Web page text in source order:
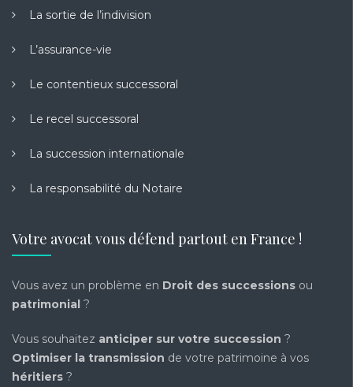
La sortie de l’indivision
L’assurance-vie
Le contentieux successoral
Le recel successoral
La succession internationale
La responsabilité du Notaire
Votre avocat vous défend partout en France !
Vous avez un problème en Droit des successions ou
patrimonial ?
Vous souhaitez anticiper sur votre succession ?
Optimiser la transmission de votre patrimoine à vos
héritiers ?